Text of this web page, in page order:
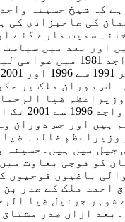
کہ شیخ حسینہ واجد
کی صاحبزادی کی
سمیت مارے گئے
اور بعد میں
ہوئیں۔حسینہ واجد 1981
اس دوران ملک پر
ضیا
ہیں اور جس دوران
وزیراعظم خالدہ ضیا
جیل میں ہیں۔حسینہ
کو فوجی بغاوت
باغیوں فوجیوں
احمد ملک کے صدر بن
شوہر جرنیل ضیا
ازاں صدر